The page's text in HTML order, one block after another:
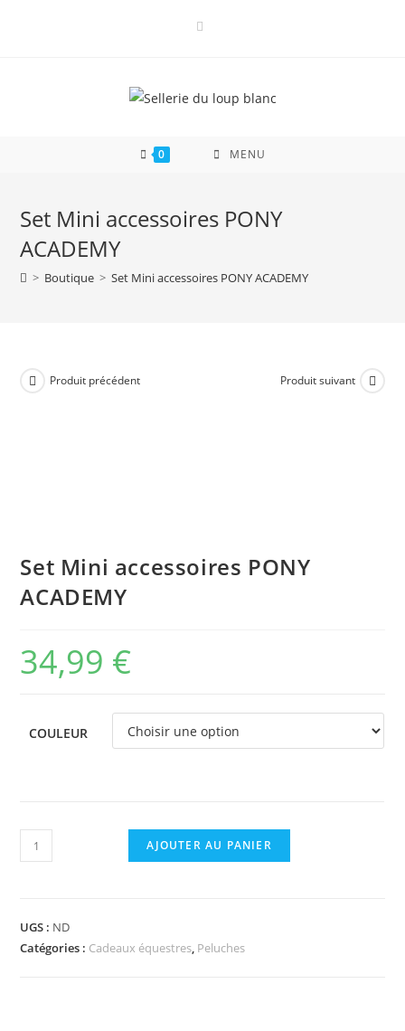
0 MENU
Set Mini accessoires PONY
ACADEMY
> Boutique > Set Mini accessoires PONY ACADEMY
Produit précédent Produit suivant
Set Mini accessoires PONY
ACADEMY
34,99 €
COULEUR
quantité
de
accessoires
PONY
AJOUTER AU PANIER
UGS : ND
Catégories : Cadeaux équestres, Peluches